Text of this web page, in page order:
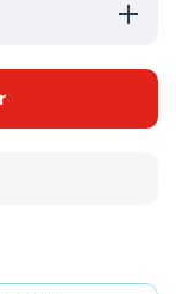
la
آداب